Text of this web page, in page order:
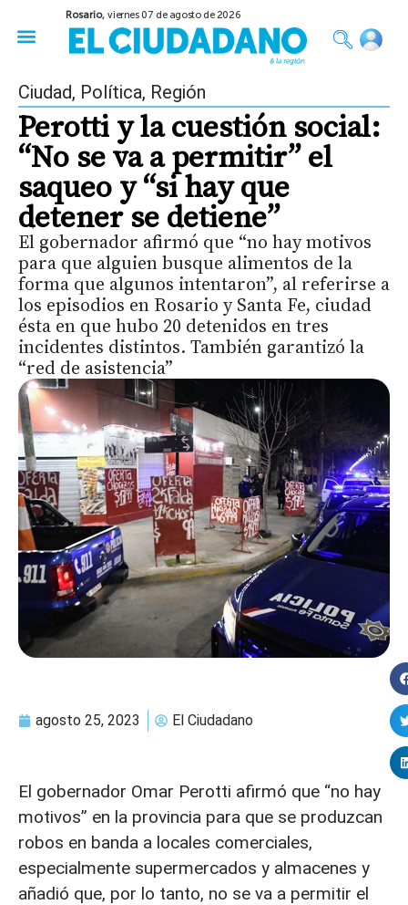
Rosario,viernes 07 de agosto de 2026
Ciudad, Política, Región
Perotti y la cuestión social:
“No se va a permitir” el
saqueo y “si hay que
detener se detiene”
El gobernador afirmó que “no hay motivos
para que alguien busque alimentos de la
forma que algunos intentaron”, al referirse a
los episodios en Rosario y Santa Fe, ciudad
ésta en que hubo 20 detenidos en tres
incidentes distintos. También garantizó la
“red de asistencia”
agosto 25, 2023 El Ciudadano
El gobernador Omar Perotti afirmó que “no hay
motivos” en la provincia para que se produzcan
robos en banda a locales comerciales,
especialmente supermercados y almacenes y
añadió que, por lo tanto, no se va a permitir el